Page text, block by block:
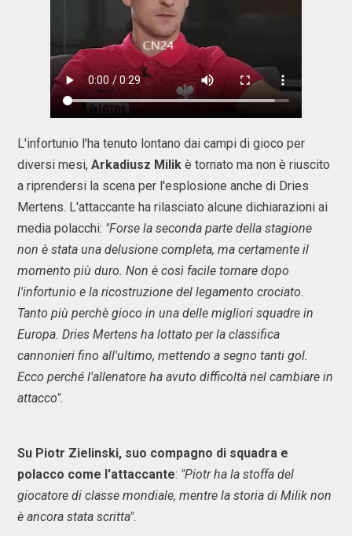
L'infortunio l'ha tenuto lontano dai campi di gioco per
diversi mesi, Arkadiusz Milik è tornato ma non è riuscito
a riprendersi la scena per l'esplosione anche di Dries
Mertens. L'attaccante ha rilasciato alcune dichiarazioni ai
media polacchi: "Forse la seconda parte della stagione
non è stata una delusione completa, ma certamente il
momento più duro. Non è così facile tornare dopo
l'infortunio e la ricostruzione del legamento crociato.
Tanto più perchè gioco in una delle migliori squadre in
Europa. Dries Mertens ha lottato per la classifica
cannonieri fino all'ultimo, mettendo a segno tanti gol.
Ecco perché l'allenatore ha avuto difficoltà nel cambiare in
attacco".
Su Piotr Zielinski, suo compagno di squadra e
polacco come l'attaccante: "Piotrha la stoffa del
giocatore di classe mondiale, mentre la storia di Milik non
è ancora stata scritta".